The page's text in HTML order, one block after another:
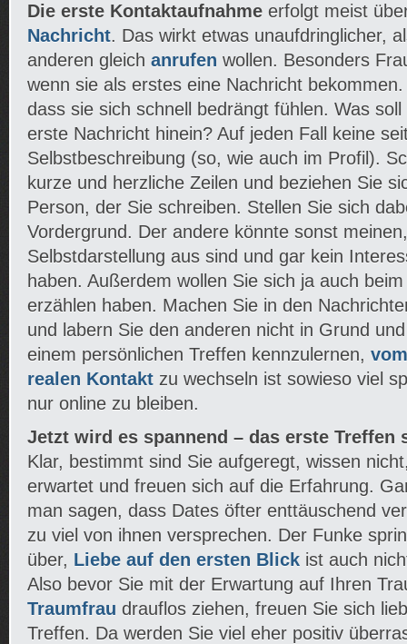
Die erste Kontaktaufnahme erfolgt meist
Nachricht. Das wirkt etwas unaufdringlicher,
anderen gleich anrufen wollen. Besonders
wenn sie als erstes eine Nachricht
dass sie sich schnell bedrängt fühlen. Was
erste Nachricht hinein? Auf jeden Fall keine
Selbstbeschreibung (so, wie auch im Profil).
kurze und herzliche Zeilen und beziehen Sie
Person, der Sie schreiben. Stellen Sie sich
Vordergrund. Der andere könnte sonst
Selbstdarstellung aus sind und gar kein
haben. Außerdem wollen Sie sich ja auch
erzählen haben. Machen Sie in den
und labern Sie den anderen nicht in Grund
einem persönlichen Treffen kennzulernen,
realen Kontakt zu wechseln ist sowieso viel
nur online zu bleiben.
Jetzt wird es spannend – das erste Treffen
Klar, bestimmt sind Sie aufgeregt, wissen
erwartet und freuen sich auf die Erfahrung.
man sagen, dass Dates öfter enttäuschend
zu viel von ihnen versprechen. Der Funke
über, Liebe auf den ersten Blick ist auch
Also bevor Sie mit der Erwartung auf Ihren
Traumfrau drauflos ziehen, freuen Sie sich
Treffen. Da werden Sie viel eher positiv